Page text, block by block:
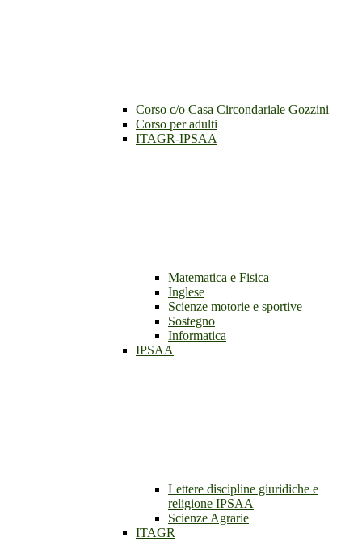
Corso c/o Casa Circondariale Gozzini
Corso per adulti
ITAGR-IPSAA
Matematica e Fisica
Inglese
Scienze motorie e sportive
Sostegno
Informatica
IPSAA
Lettere discipline giuridiche e
religione IPSAA
Scienze Agrarie
ITAGR